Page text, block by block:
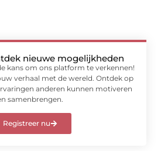
nieuwe mogelijkheden
kans om ons platform te verkennen!
verhaal met de wereld. Ontdek op
anderen kunnen motiveren
samenbrengen.
Registreer nu